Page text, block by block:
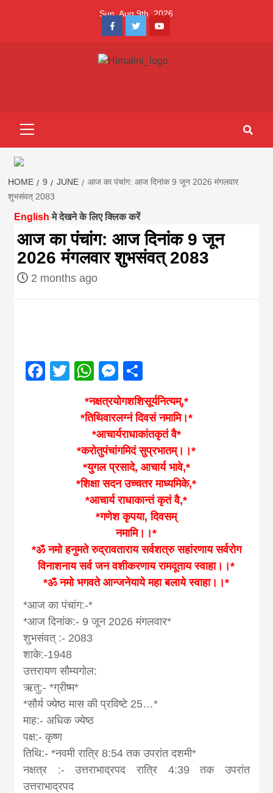
Sun. Aug 9th, 2026
FacebookTwitterYoutube
hindi
||madhesh
first hindi
magazine of
Nepal brings
from
news,
khabar
HOME 9 JUNE
आज का पंचांग: आज दिनांक 9 जून 2026 मंगलवार
शुभसंवत् 2083
English मे देखने के लिए क्लिक करें
आज का पंचांग: आज दिनांक 9 जून
2026 मंगलवार शुभसंवत् 2083
2 months ago
Facebook
TwitterWhatsApp
Messenger
*नक्षत्रयोगशशिसूर्यनित्यम्,*
*तिथिवारलग्नं दिवसं नमामि।*
*आचार्यराधाकांतकृतं वै*
*करोतुपंचांगमिदं सुप्रभातम्।।*
*युगल प्रसादे, आचार्य भावे,*
*शिक्षा सदन उच्चतर माध्यमिके,*
*आचार्य राधाकान्तं कृतं वै,*
*गणेश कृपया, दिवसम्
नमामि।।*
*ॐ नमो हनुमते रुद्रावताराय सर्वशत्रु सहांरणाय सर्वरोग
विनाशनाय सर्व जन वशीकरणाय रामदूताय स्वाहा।।*
*ॐ नमो भगवते आन्जनेयाये महा बलाये स्वाहा।।*
*आज का पंचांग:-*
*आज दिनांक:- 9 जून 2026 मंगलवार*
शुभसंवत् :- 2083
शाके:-1948
उत्तरायण सौम्यगोल:
ऋतु:- *ग्रीष्म*
*सौर्य ज्येष्ठ मास की प्रविष्टे 25…*
माह:- अधिक ज्येष्ठ
पक्ष:- कृष्ण
तिथि:- *नवमी रात्रि 8:54 तक उपरांत दशमी*
नक्षत्र :- उत्तराभाद्रपद रात्रि 4:39 तक उपरांत
उत्तराभाद्रपद